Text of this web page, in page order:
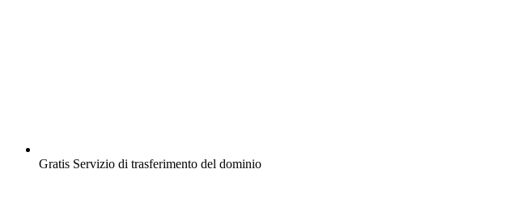
Gratis Servizio di trasferimento del dominio